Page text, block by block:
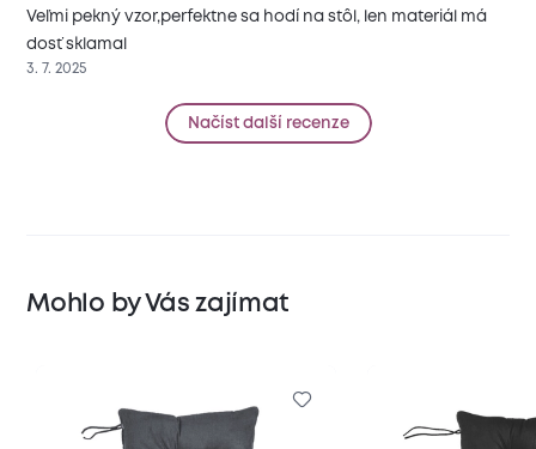
Veľmi pekný vzor,perfektne sa hodí na stôl, len materiál má
dosť sklamal
3. 7. 2025
Načíst další recenze
Mohlo by Vás zajímat